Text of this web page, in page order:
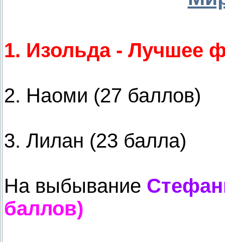
1. Изольда - Лучшее
2. Наоми (27 баллов)
3. Лилан (23 балла)
На выбывание
баллов)